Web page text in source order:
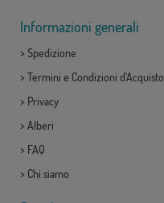
Informazioni generali
> Spedizione
> Termini e Condizioni d'Acquisto
> Privacy
> Alberi
> FAQ
> Chi siamo